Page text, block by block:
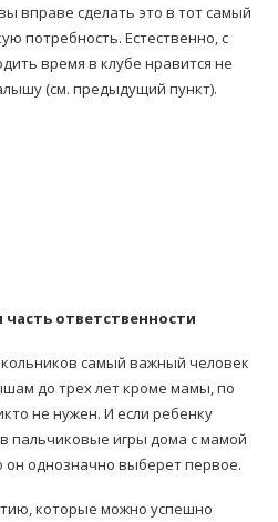
вправе сделать это в тот самый
потребность. Естественно, с
время в клубе нравится не
(см. предыдущий пункт).
ответственности
самый важный человек
до трех лет кроме мамы, по
не нужен. И если ребенку
пальчиковые игры дома с мамой
он однозначно выберет первое.
которые можно успешно